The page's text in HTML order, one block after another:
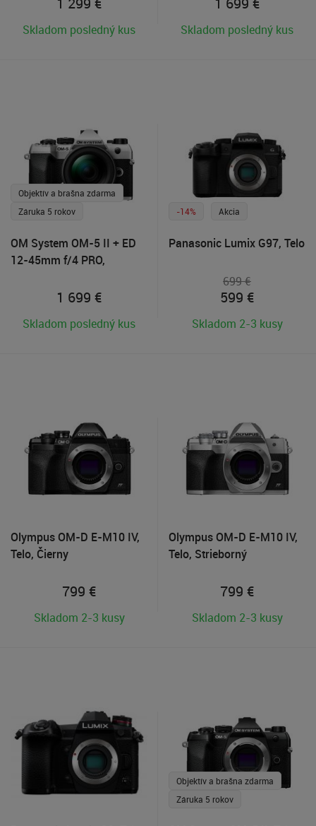
Skladom posledný kus Skladom posledný kus
Objektív a brašna zdarma
Záruka 5 rokov
OM System OM-5 II + ED
12-45mm f/4 PRO,
M.Zuiko 40-150mm R
1 699 €
Skladom posledný kus
-14% Akcia
Panasonic Lumix G97, Telo
699 €
599 €
Skladom 2-3 kusy
Olympus OM-D E-M10 IV,
Telo, Čierny
799 €
Skladom 2-3 kusy
Olympus OM-D E-M10 IV,
Telo, Strieborný
799 €
Skladom 2-3 kusy
Objektív a brašna zdarma
Záruka 5 rokov